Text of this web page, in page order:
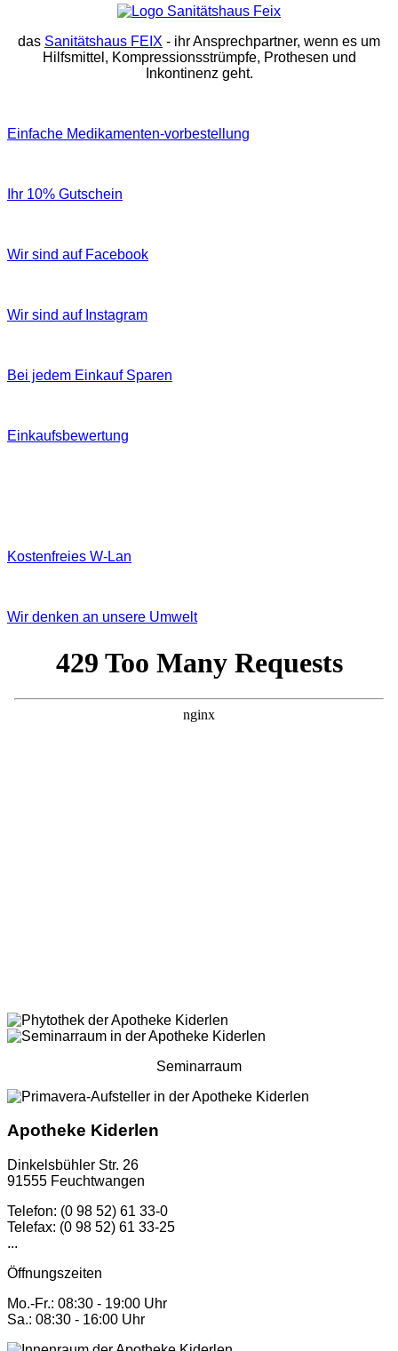
das Sanitätshaus FEIX - ihr Ansprechpartner, wenn es um
Hilfsmittel, Kompressionsstrümpfe, Prothesen und
Inkontinenz geht.
Einfache Medikamenten-vorbestellung
Ihr 10% Gutschein
Wir sind auf Facebook
Wir sind auf Instagram
Bei jedem Einkauf Sparen
Einkaufsbewertung
Kostenfreies W‐Lan
Wir denken an unsere Umwelt
Seminarraum
Apotheke Kiderlen
Dinkelsbühler Str. 26
91555 Feuchtwangen
Telefon: (0 98 52) 61 33-0
Telefax: (0 98 52) 61 33-25
...
Öffnungszeiten
Mo.-Fr.: 08:30 - 19:00 Uhr
Sa.: 08:30 - 16:00 Uhr